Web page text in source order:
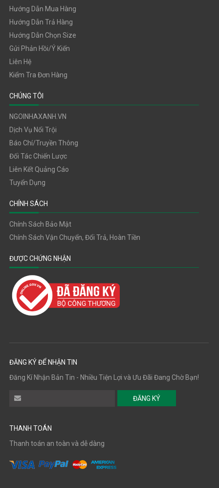
Hướng Dẫn Mua Hàng
Hướng Dẫn Trả Hàng
Hướng Dẫn Chọn Size
Gửi Phản Hồi/ý Kiến
Liên Hệ
Kiểm Tra Đơn Hàng
CHÚNG TÔI
NGOINHAXANH.VN
Dịch Vụ Nổi Trội
Báo Chí/truyền Thông
Đối Tác Chiến Lược
Liên Kết Quảng Cáo
Tuyển Dụng
CHÍNH SÁCH
Chính Sách Bảo Mật
Chính Sách Vận Chuyển, Đổi Trả, Hoàn Tiền
ĐƯỢC CHỨNG NHẬN
ĐĂNG KÝ ĐỂ NHẬN TIN
Đăng Kí Nhận Bản Tin - Nhiều Tiện Lợi và Ưu Đãi Đang Chờ Bạn!
ĐĂNG KÝ
THANH TOÁN
Thanh toán an toàn và dễ dàng